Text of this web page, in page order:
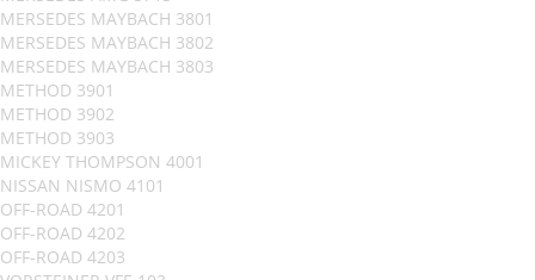
MERSEDES MAYBACH 3801
MERSEDES MAYBACH 3802
MERSEDES MAYBACH 3803
METHOD 3901
METHOD 3902
METHOD 3903
MICKEY THOMPSON 4001
NISSAN NISMO 4101
OFF-ROAD 4201
OFF-ROAD 4202
OFF-ROAD 4203